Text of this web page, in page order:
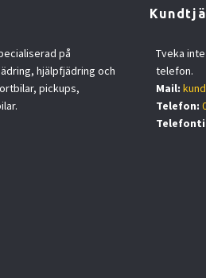
på
hjälpfjädring och
pickups,
Tveka
telefon.
Mail:
Telefon: